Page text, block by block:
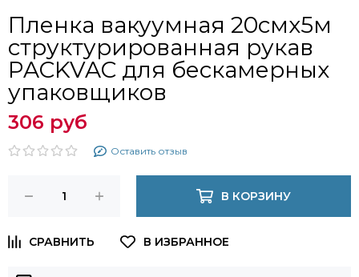
Пленка вакуумная 20смx5м
структурированная рукав
PACKVAC для бескамерных
упаковщиков
306 руб
Оставить отзыв
В КОРЗИНУ